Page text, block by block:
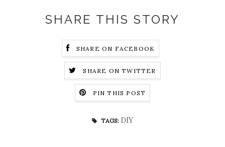
SHARE THIS STORY
SHARE ON FACEBOOK
SHARE ON TWITTER
PIN THIS POST
TAGS: DIY